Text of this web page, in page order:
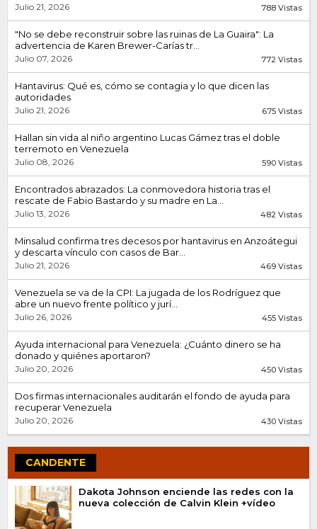
Julio 21, 2026 788 Vistas
"No se debe reconstruir sobre las ruinas de La Guaira": La
advertencia de Karen Brewer-Carías tr...
Julio 07, 2026 772 Vistas
Hantavirus: Qué es, cómo se contagia y lo que dicen las
autoridades
Julio 21, 2026 675 Vistas
Hallan sin vida al niño argentino Lucas Gámez tras el doble
terremoto en Venezuela
Julio 08, 2026 590 Vistas
Encontrados abrazados: La conmovedora historia tras el
rescate de Fabio Bastardo y su madre en La...
Julio 13, 2026 482 Vistas
Minsalud confirma tres decesos por hantavirus en Anzoátegui
y descarta vínculo con casos de Bar...
Julio 21, 2026 469 Vistas
Venezuela se va de la CPI: La jugada de los Rodríguez que
abre un nuevo frente político y jurí...
Julio 26, 2026 455 Vistas
Ayuda internacional para Venezuela: ¿Cuánto dinero se ha
donado y quiénes aportaron?
Julio 20, 2026 450 Vistas
Dos firmas internacionales auditarán el fondo de ayuda para
recuperar Venezuela
Julio 20, 2026 430 Vistas
CANDENTE
Dakota Johnson enciende las redes con la
nueva colección de Calvin Klein +vídeo